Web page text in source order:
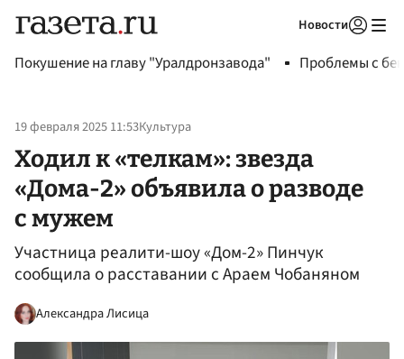
Новости
Покушение на главу "Уралдронзавода" Проблемы с
19 февраля 2025 11:53Культура
Ходил к «телкам»: звезда
«Дома-2» объявила о разводе
с мужем
Участница реалити-шоу «Дом-2» Пинчук
сообщила о расставании с Араем Чобаняном
Александра Лисица